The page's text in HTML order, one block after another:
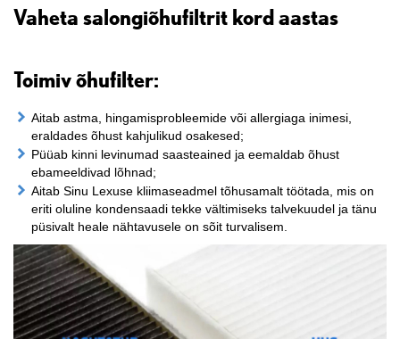
Vaheta salongiõhufiltrit kord aastas
Toimiv õhufilter:
Aitab astma, hingamisprobleemide või allergiaga inimesi,
eraldades õhust kahjulikud osakesed;
Püüab kinni levinumad saasteained ja eemaldab õhust
ebameeldivad lõhnad;
Aitab Sinu Lexuse kliimaseadmel tõhusamalt töötada, mis on
eriti oluline kondensaadi tekke vältimiseks talvekuudel ja tänu
püsivalt heale nähtavusele on sõit turvalisem.